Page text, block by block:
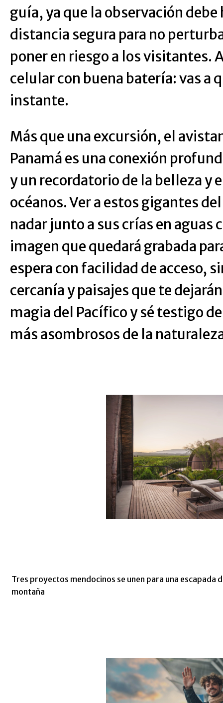
guía, ya que la observación debe
distancia segura para no
poner en riesgo a los visitantes.
celular con buena batería: vas a
instante.
Más que una excursión, el
Panamá es una conexión
y un recordatorio de la belleza y
océanos. Ver a estos gigantes
nadar junto a sus crías en aguas
imagen que quedará grabada
espera con facilidad de acceso,
cercanía y paisajes que te
magia del Pacífico y sé testigo
más asombrosos de la
Tres proyectos mendocinos se unen para una escapada
montaña